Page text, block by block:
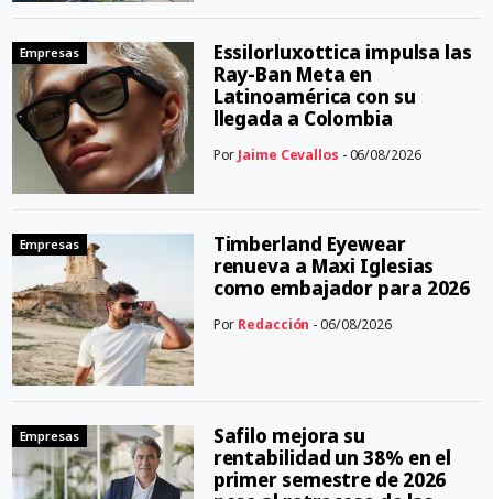
Empresas
Essilorluxottica impulsa las
Ray-Ban Meta en
Latinoamérica con su
llegada a Colombia
Por Jaime Cevallos - 06/08/2026
Empresas
Timberland Eyewear
renueva a Maxi Iglesias
como embajador para 2026
Por Redacción - 06/08/2026
Empresas
Safilo mejora su
rentabilidad un 38% en el
primer semestre de 2026